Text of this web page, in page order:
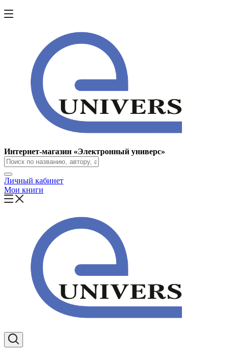
Интернет-магазин «Электронный универс»
Личный кабинет
Мои книги